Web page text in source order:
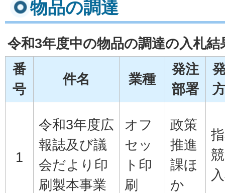
物品の調達
令和3年度中の物品の調達の入札結
番
号
件名 業種
発注
部署
1
令和3年度広
報誌及び議
会だより印
刷製本事業
オフ
セッ
ト印
刷
政策
推進
課ほ
か